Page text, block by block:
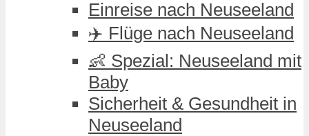
Einreise nach Neuseeland
✈️ Flüge nach Neuseeland
👶 Spezial: Neuseeland mit
Baby
Sicherheit & Gesundheit in
Neuseeland